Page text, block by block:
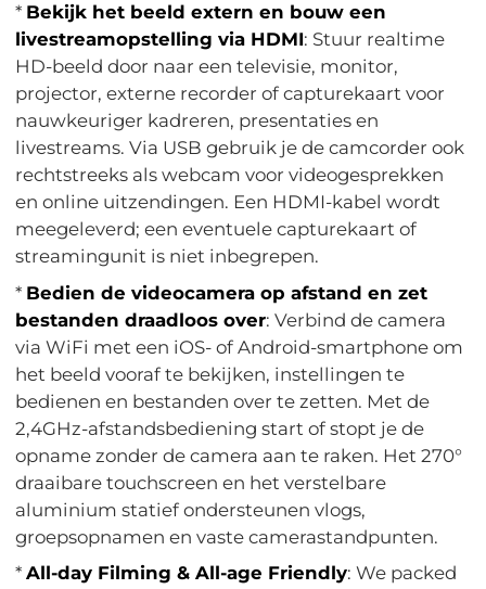
* Bekijk het beeld extern en bouw een
livestreamopstelling via HDMI: Stuur realtime
HD-beeld door naar een televisie, monitor,
projector, externe recorder of capturekaart voor
nauwkeuriger kadreren, presentaties en
livestreams. Via USB gebruik je de camcorder ook
rechtstreeks als webcam voor videogesprekken
en online uitzendingen. Een HDMI-kabel wordt
meegeleverd; een eventuele capturekaart of
streamingunit is niet inbegrepen.
* Bedien de videocamera op afstand en zet
bestanden draadloos over: Verbind de camera
via WiFi met een iOS- of Android-smartphone om
het beeld vooraf te bekijken, instellingen te
bedienen en bestanden over te zetten. Met de
2,4GHz-afstandsbediening start of stopt je de
opname zonder de camera aan te raken. Het 270°
draaibare touchscreen en het verstelbare
aluminium statief ondersteunen vlogs,
groepsopnamen en vaste camerastandpunten.
*All-day Filming & All-age Friendly: We packed